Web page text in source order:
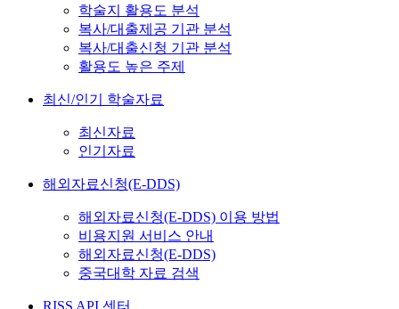
학술지 활용도 분석
복사/대출제공 기관 분석
복사/대출신청 기관 분석
활용도 높은 주제
최신/인기 학술자료
최신자료
인기자료
해외자료신청(E-DDS)
해외자료신청(E-DDS) 이용 방법
비용지원 서비스 안내
해외자료신청(E-DDS)
중국대학 자료 검색
RISS API 센터